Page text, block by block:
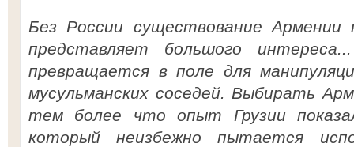
Без России существование
представляет большого
превращается в поле для
мусульманских соседей. Выбирать
тем более что опыт Грузии
который неизбежно пытается